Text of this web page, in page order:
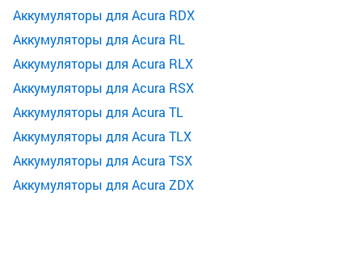
Аккумуляторы для Acura RDX
Аккумуляторы для Acura RL
Аккумуляторы для Acura RLX
Аккумуляторы для Acura RSX
Аккумуляторы для Acura TL
Аккумуляторы для Acura TLX
Аккумуляторы для Acura TSX
Аккумуляторы для Acura ZDX